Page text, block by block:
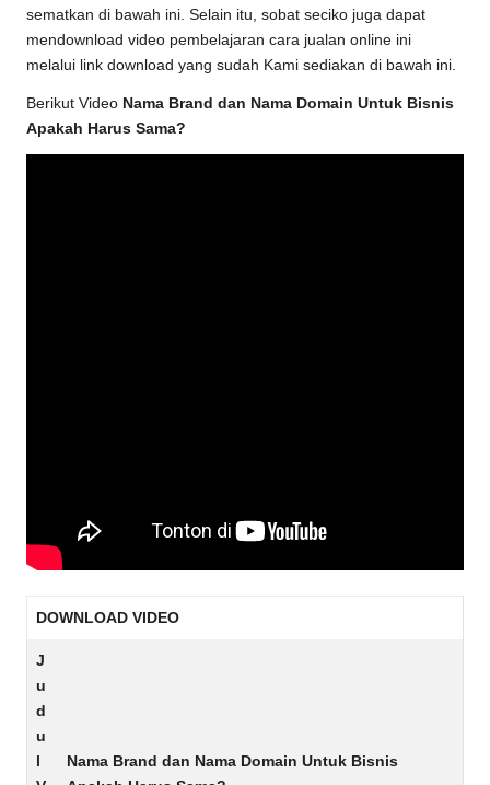
sematkan di bawah ini. Selain itu, sobat seciko juga dapat
mendownload video pembelajaran cara jualan online ini
melalui link download yang sudah Kami sediakan di bawah ini.
Berikut Video Nama Brand dan Nama Domain Untuk Bisnis
Apakah Harus Sama?
DOWNLOAD VIDEO
J
u
d
u
Nama Brand dan Nama Domain Untuk Bisnis